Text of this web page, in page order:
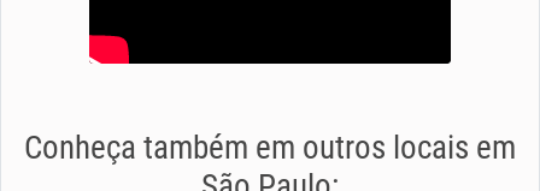
Conheça também em outros locais em